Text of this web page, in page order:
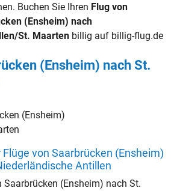
Buchen Sie Ihren Flug von
(Ensheim) nach
St. Maarten billig auf billig-flug.de
(Ensheim) nach St.
(Ensheim)
von Saarbrücken (Ensheim)
Antillen
Saarbrücken (Ensheim) nach St.